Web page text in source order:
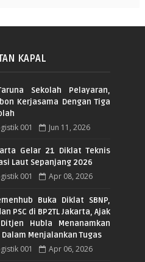
KAPAL
Sekolah Pelayaran,
Kerjasama Dengan Tiga
001 Jun 11, 2026
Gelar 21 Diklat Teknis
Laut Sepanjang 2026
001 Apr 08, 2026
Buka Diklat SBNP,
PSC di BP2TL Jakarta, Ajak
Hubla Menanamkan
Menjalankan Tugas
001 Apr 06, 2026